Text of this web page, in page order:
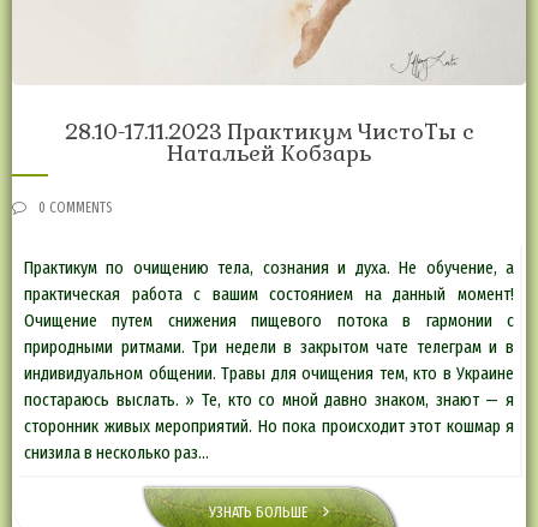
28.10-17.11.2023 Практикум ЧистоТы с
Натальей Кобзарь
0 COMMENTS
Практикум по очищению тела, сознания и духа. Не обучение, а
практическая работа с вашим состоянием на данный момент!
Очищение путем снижения пищевого потока в гармонии с
природными ритмами. Три недели в закрытом чате телеграм и в
индивидуальном общении. Травы для очищения тем, кто в Украине
постараюсь выслать. » Те, кто со мной давно знаком, знают — я
сторонник живых мероприятий. Но пока происходит этот кошмар я
снизила в несколько раз…
УЗНАТЬ БОЛЬШЕ